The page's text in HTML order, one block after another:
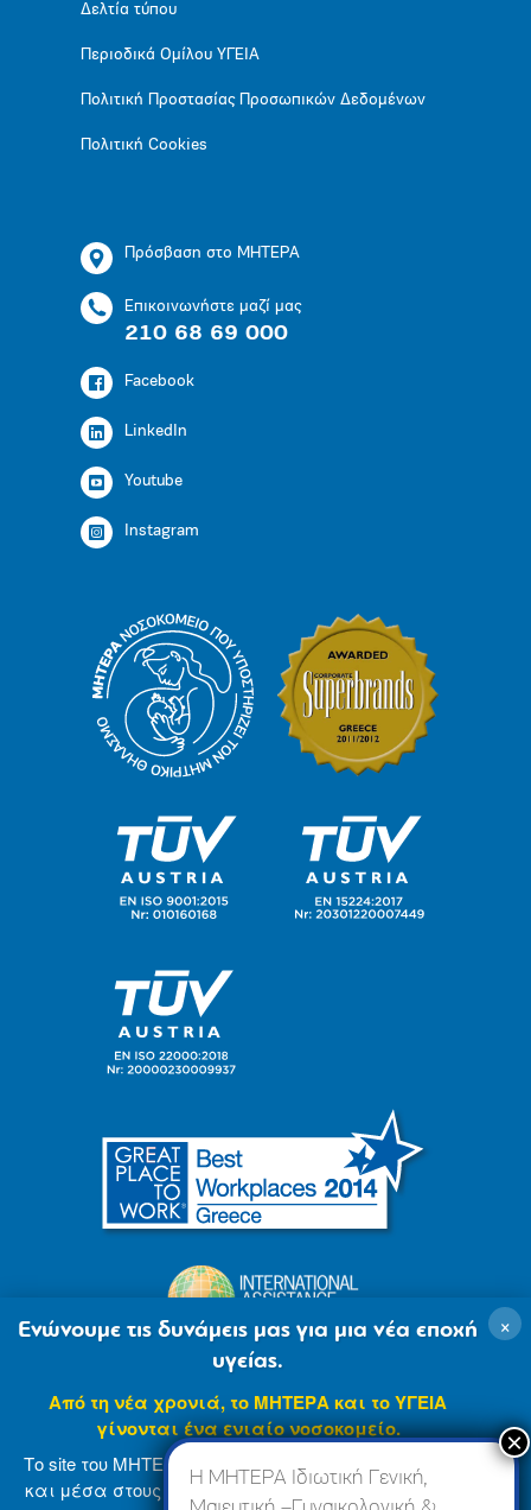
Δελτία τύπου
Περιοδικά Ομίλου ΥΓΕΙΑ
Πολιτική Προστασίας Προσωπικών Δεδομένων
Πολιτική Cookies
Πρόσβαση στο ΜΗΤΕΡΑ
Επικοινωνήστε μαζί μας
210 68 69 000
Facebook
LinkedIn
Youtube
Instagram
Η ΜΗΤΕΡΑ Ιδιωτική Γενική,
×
Ενώνουμε τις δυνάμεις μας για μια νέα εποχή
υγείας.
Από τη νέα χρονιά, το ΜΗΤΕΡΑ και το ΥΓΕΙΑ
γίνονται ένα ενιαίο νοσοκομείο.
Το site του ΜΗΤΕΡΑ βρίσκεται σε φάση ανανέωσης
και μέσα στους επόμενους μήνες θα ενσωματωθεί